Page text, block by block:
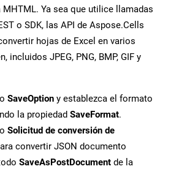
Ya sea que utilice llamadas
o SDK, las API de Aspose.Cells
hojas de Excel en varios
incluidos JPEG, PNG, BMP, GIF y
SaveOption y establezca el formato
la propiedad SaveFormat.
Solicitud de conversión de
convertir JSON documento
SaveAsPostDocument de la